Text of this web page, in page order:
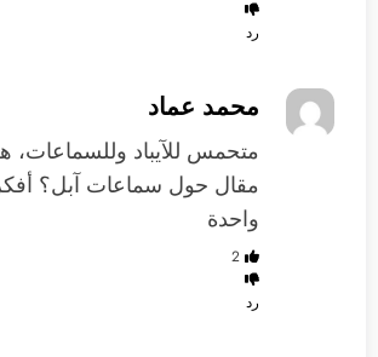
رد
محمد عماد
متحمس للآيباد وللسماعات،
مقال حول سماعات آبل؟
واحدة
2
رد